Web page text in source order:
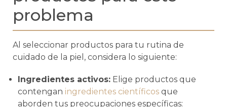
problema
Al seleccionar productos para tu rutina de
cuidado de la piel, considera lo siguiente:
Ingredientes activos: Elige productos que
contengan ingredientes científicos que
aborden tus preocupaciones específicas: